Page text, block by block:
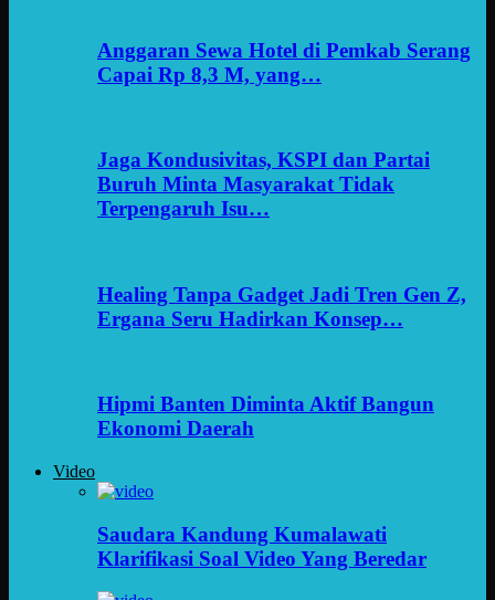
Anggaran Sewa Hotel di Pemkab Serang
Capai Rp 8,3 M, yang…
Jaga Kondusivitas, KSPI dan Partai
Buruh Minta Masyarakat Tidak
Terpengaruh Isu…
Healing Tanpa Gadget Jadi Tren Gen Z,
Ergana Seru Hadirkan Konsep…
Hipmi Banten Diminta Aktif Bangun
Ekonomi Daerah
Video
Saudara Kandung Kumalawati
Klarifikasi Soal Video Yang Beredar